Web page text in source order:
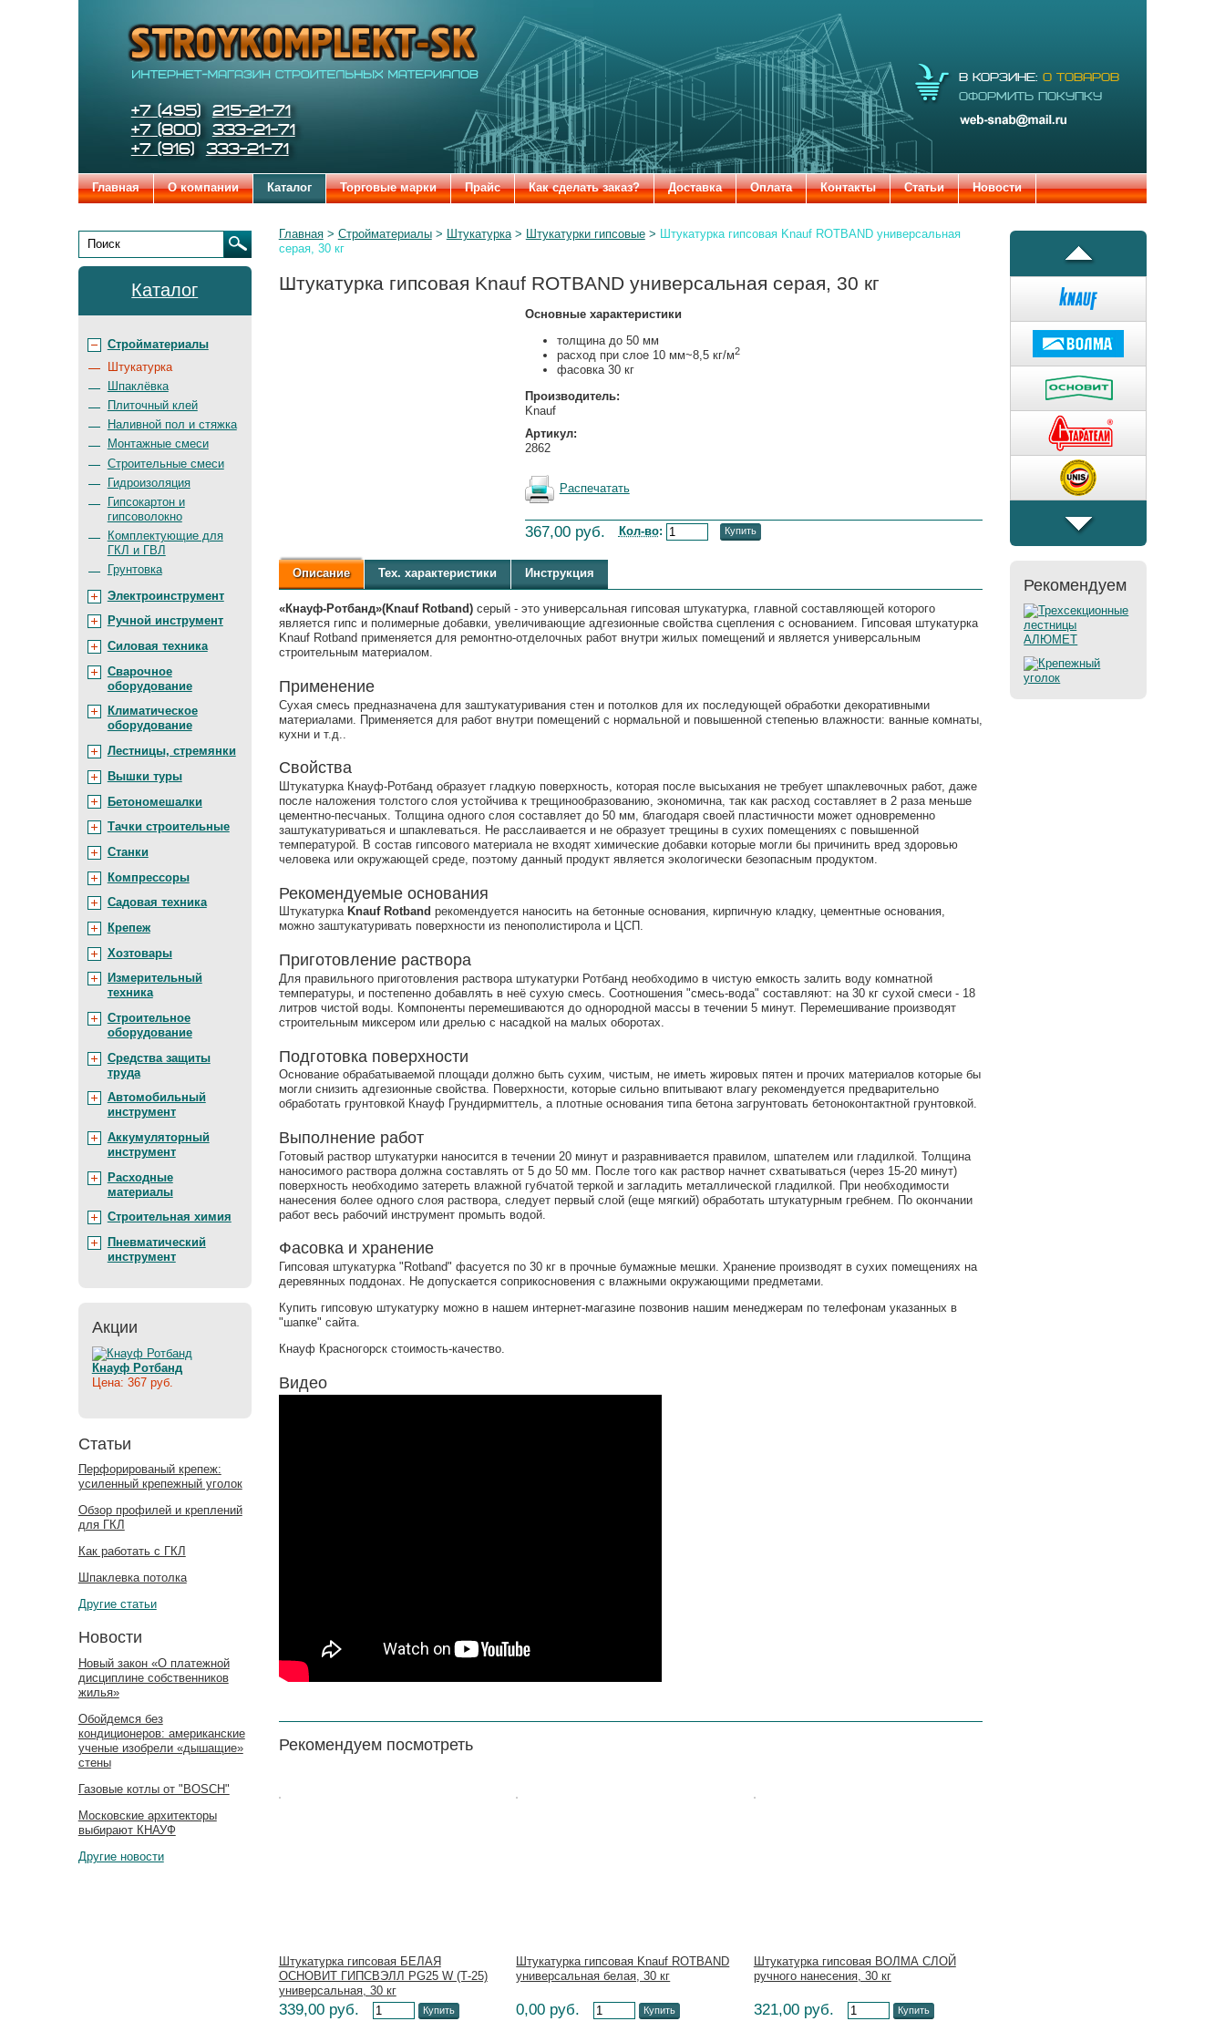
STROYKOMPLEKT-SK
отделочные
материалы
Телефоны:
+7 (495)
215-21-71
+7 (800)
333-21-71
+7 (916)
333-21-71
Главная О компании Каталог Торговые марки Прайс Как сделать заказ? Доставка Оплата Контакты Статьи Новости
Родительские
страницы:
Главная Стройматериалы Штукатурка Штукатурки гипсовые
Штукатурка гипсовая Knauf ROTBAND универсальная
серая, 30 кг
Штукатурка гипсовая Knauf ROTBAND универсальная серая, 30 кг
Основные характеристики
толщина до 50 мм
расход при слое 10 мм~8,5 кг/м2
фасовка 30 кг
Производитель:
Knauf
Артикул:
2862
Распечатать
367,00 руб. Кол-во: Купить
Описание Тех. характеристики Инструкция
«Кнауф-Ротбанд»(Knauf Rotband)серый - это универсальная гипсовая штукатурка, главной составляющей которого
является гипс и полимерные добавки, увеличивающие адгезионные свойства сцепления с основанием. Гипсовая штукатурка
Knauf Rotband применяется для ремонтно-отделочных работ внутри жилых помещений и является универсальным
строительным материалом.
Применение
Сухая смесь предназначена для заштукатуривания стен и потолков для их последующей обработки декоративными
материалами. Применяется для работ внутри помещений с нормальной и повышенной степенью влажности: ванные комнаты,
кухни и т.д..
Свойства
Штукатурка Кнауф-Ротбанд образует гладкую поверхность, которая после высыхания не требует шпаклевочных работ, даже
после наложения толстого слоя устойчива к трещинообразованию, экономична, так как расход составляет в 2 раза меньше
цементно-песчаных. Толщина одного слоя составляет до 50 мм, благодаря своей пластичности может одновременно
заштукатуриваться и шпаклеваться. Не расслаивается и не образует трещины в сухих помещениях с повышенной
температурой. В состав гипсового материала не входят химические добавки которые могли бы причинить вред здоровью
человека или окружающей среде, поэтому данный продукт является экологически безопасным продуктом.
Рекомендуемые основания
Штукатурка Knauf Rotband рекомендуется наносить на бетонные основания, кирпичную кладку, цементные основания,
можно заштукатуривать поверхности из пенополистирола и ЦСП.
Приготовление раствора
Для правильного приготовления раствора штукатурки Ротбанд необходимо в чистую емкость залить воду комнатной
температуры, и постепенно добавлять в неё сухую смесь. Соотношения "смесь-вода" составляют: на 30 кг сухой смеси - 18
литров чистой воды. Компоненты перемешиваются до однородной массы в течении 5 минут. Перемешивание производят
строительным миксером или дрелью с насадкой на малых оборотах.
Подготовка поверхности
Основание обрабатываемой площади должно быть сухим, чистым, не иметь жировых пятен и прочих материалов которые бы
могли снизить адгезионные свойства. Поверхности, которые сильно впитывают влагу рекомендуется предварительно
обработать грунтовкой Кнауф Грундирмиттель, а плотные основания типа бетона загрунтовать бетоноконтактной грунтовкой.
Выполнение работ
Готовый раствор штукатурки наносится в течении 20 минут и разравнивается правилом, шпателем или гладилкой. Толщина
наносимого раствора должна составлять от 5 до 50 мм. После того как раствор начнет схватываться (через 15-20 минут)
поверхность необходимо затереть влажной губчатой теркой и загладить металлической гладилкой. При необходимости
нанесения более одного слоя раствора, следует первый слой (еще мягкий) обработать штукатурным гребнем. По окончании
работ весь рабочий инструмент промыть водой.
Фасовка и хранение
Гипсовая штукатурка "Rotband" фасуется по 30 кг в прочные бумажные мешки. Хранение производят в сухих помещениях на
деревянных поддонах. Не допускается соприкосновения с влажными окружающими предметами.
Купить гипсовую штукатурку можно в нашем интернет-магазине позвонив нашим менеджерам по телефонам указанных в
"шапке" сайта.
Кнауф Красногорск стоимость-качество.
Видео
Рекомендуем посмотреть
Штукатурка гипсовая БЕЛАЯ
ОСНОВИТ ГИПСВЭЛЛ PG25 W (Т-25)
универсальная, 30 кг
339,00 руб. Купить
Штукатурка гипсовая Knauf ROTBAND
универсальная белая, 30 кг
0,00 руб. Купить
Штукатурка гипсовая ВОЛМА СЛОЙ
ручного нанесения, 30 кг
321,00 руб. Купить
Поиск
Каталог
Стройматериалы
Штукатурка
Шпаклёвка
Плиточный клей
Наливной пол и стяжка
Монтажные смеси
Строительные смеси
Гидроизоляция
Гипсокартон и
гипсоволокно
Комплектующие для
ГКЛ и ГВЛ
Грунтовка
Электроинструмент
Ручной инструмент
Силовая техника
Сварочное
оборудование
Климатическое
оборудование
Лестницы, стремянки
Вышки туры
Бетономешалки
Тачки строительные
Станки
Компрессоры
Садовая техника
Крепеж
Хозтовары
Измерительный
техника
Строительное
оборудование
Средства защиты
труда
Автомобильный
инструмент
Аккумуляторный
инструмент
Расходные
материалы
Строительная химия
Пневматический
инструмент
Акции
Кнауф Ротбанд
Цена: 367 руб.
Статьи
Перфорированый крепеж:
усиленный крепежный уголок
Обзор профилей и креплений
для ГКЛ
Как работать с ГКЛ
Шпаклевка потолка
Другие статьи
Новости
Новый закон «О платежной
дисциплине собственников
жилья»
Обойдемся без
кондиционеров: американские
ученые изобрели «дышащие»
стены
Газовые котлы от "BOSCH"
Московские архитекторы
выбирают КНАУФ
Другие новости
Рекомендуем
В КОРЗИНЕ: 0 ТОВАРОВ
ОФОРМИТЬ ПОКУПКУ
Электронная
почта: